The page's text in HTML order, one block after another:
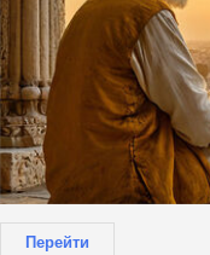
Перейти